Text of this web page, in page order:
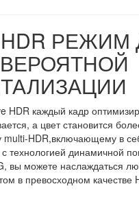
HDR РЕЖИМ
HDR каждый кадр
а цвет становится
multi-HDR,включающему в
технологией динамичной
вы можете наслаждаться
в превосходном качестве